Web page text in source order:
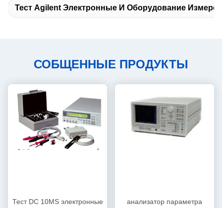
Тест Agilent Электронные И Оборудование
СОБЩЕННЫЕ ПРОДУКТЫ
Тест DC 10MS электронные
анализатор параметра